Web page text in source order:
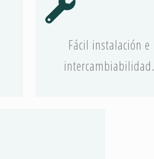
Fácil instalación e
intercambiabilidad.